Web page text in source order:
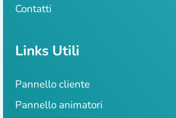
Contatti
Links Utili
Pannello cliente
Pannello animatori